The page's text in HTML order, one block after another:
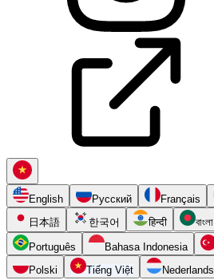
English Русский Français
日本語
한국어 हिन्दी বাংলা
Português Bahasa Indonesia
Polski
Tiếng Việt Nederlands